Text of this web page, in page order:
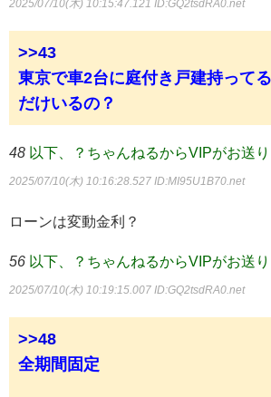
2025/07/10(木) 10:15:47.121 ID:GQ2tsdRA0.net
>>43
東京で車2台に庭付き戸建持って
だけいるの？
48 以下、？ちゃんねるからVIPがお送
2025/07/10(木) 10:16:28.527 ID:MI95U1B70.net
ローンは変動金利？
56 以下、？ちゃんねるからVIPがお送
2025/07/10(木) 10:19:15.007 ID:GQ2tsdRA0.net
>>48
全期間固定